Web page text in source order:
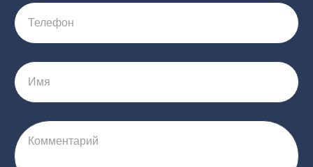
Телефон
Имя
Комментарий